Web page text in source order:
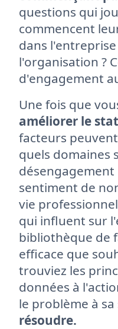
questions qui
commencent
dans
l'organisation ?
d'engagement
Une fois que
améliorer le
facteurs
quels domaines
sentiment de
vie
qui influent sur
bibliothèque de
efficace que
trouviez les
données à
le problème à sa
résoudre.